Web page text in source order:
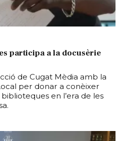
participa a la docusèrie
de Cugat Mèdia amb la
per donar a conèixer
en l’era de les